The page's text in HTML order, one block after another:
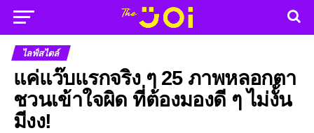
ไลฟ์สไตล์
แค่แว๊บแรกจริง ๆ 25 ภาพหลอกตา
ชวนเข้าใจผิด ที่ต้องมองดี ๆ ไม่งั้น
มีงง!